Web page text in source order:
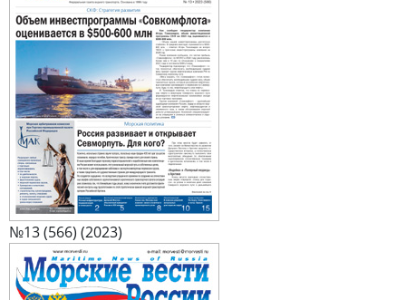
№13 (566) (2023)